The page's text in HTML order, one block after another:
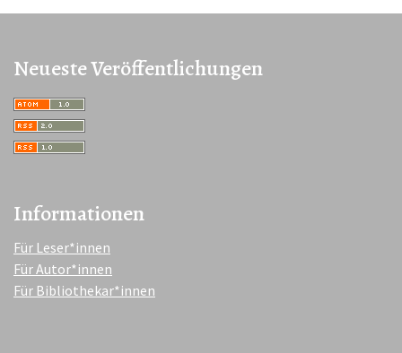
Neueste Veröffentlichungen
Informationen
Für Leser*innen
Für Autor*innen
Für Bibliothekar*innen